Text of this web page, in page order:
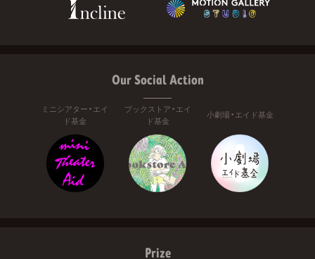
Our Social Action
ミニシアター・エイ
ド基金
ブックストア・エイ
ド基金
小劇場・エイド基金
Prize